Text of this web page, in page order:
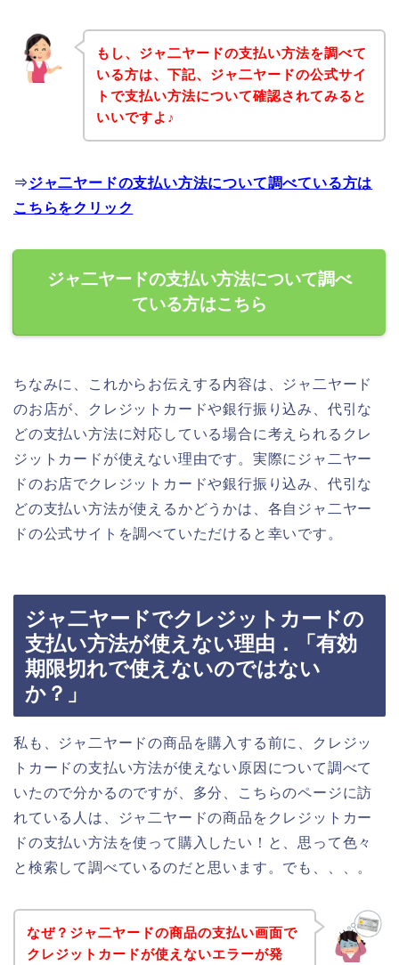
もし、ジャ二ヤードの支払い方法を調べて
いる方は、下記、ジャ二ヤードの公式サイ
トで支払い方法について確認されてみると
いいですよ♪
⇒ジャ二ヤードの支払い方法について調べている方は
こちらをクリック
ジャ二ヤードの支払い方法について調べ
ている方はこちら
ちなみに、これからお伝えする内容は、ジャ二ヤード
のお店が、クレジットカードや銀行振り込み、代引な
どの支払い方法に対応している場合に考えられるクレ
ジットカードが使えない理由です。実際にジャ二ヤー
ドのお店でクレジットカードや銀行振り込み、代引な
どの支払い方法が使えるかどうかは、各自ジャ二ヤー
ドの公式サイトを調べていただけると幸いです。
ジャ二ヤードでクレジットカードの
支払い方法が使えない理由．「有効
期限切れで使えないのではない
か？」
私も、ジャ二ヤードの商品を購入する前に、クレジッ
トカードの支払い方法が使えない原因について調べて
いたので分かるのですが、多分、こちらのページに訪
れている人は、ジャ二ヤードの商品をクレジットカー
ドの支払い方法を使って購入したい！と、思って色々
と検索して調べているのだと思います。でも、、、。
なぜ？ジャ二ヤードの商品の支払い画面で
クレジットカードが使えないエラーが発